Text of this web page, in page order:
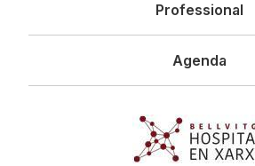
Professional
Agenda